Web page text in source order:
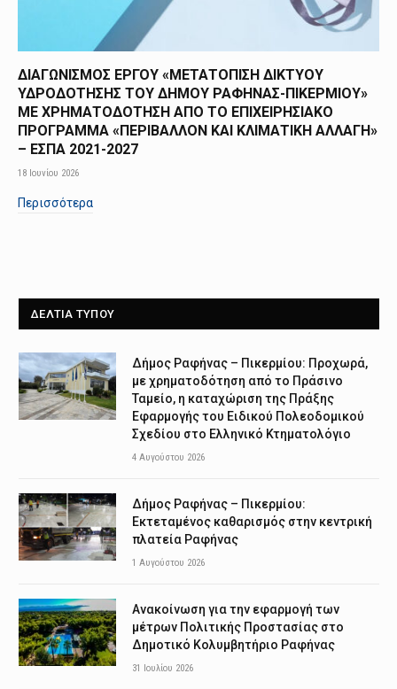
ΔΙΑΓΩΝΙΣΜΟΣ ΕΡΓΟΥ «ΜΕΤΑΤΟΠΙΣΗ ΔΙΚΤΥΟΥ
ΥΔΡΟΔΟΤΗΣΗΣ ΤΟΥ ΔΗΜΟΥ ΡΑΦΗΝΑΣ-ΠΙΚΕΡΜΙΟΥ»
ΜΕ ΧΡΗΜΑΤΟΔΟΤΗΣΗ ΑΠΟ TO ΕΠΙΧΕΙΡΗΣΙΑΚΟ
ΠΡΟΓΡΑΜΜΑ «ΠΕΡΙΒΑΛΛΟΝ ΚΑΙ ΚΛΙΜΑΤΙΚΗ ΑΛΛΑΓΗ»
– ΕΣΠΑ 2021-2027
18 Ιουνίου 2026
Περισσότερα
ΔΕΛΤΙΑ ΤΥΠΟΥ
Δήμος Ραφήνας – Πικερμίου: Προχωρά,
με χρηματοδότηση από το Πράσινο
Ταμείο, η καταχώριση της Πράξης
Εφαρμογής του Ειδικού Πολεοδομικού
Σχεδίου στο Ελληνικό Κτηματολόγιο
4 Αυγούστου 2026
Δήμος Ραφήνας – Πικερμίου:
Εκτεταμένος καθαρισμός στην κεντρική
πλατεία Ραφήνας
1 Αυγούστου 2026
Ανακοίνωση για την εφαρμογή των
μέτρων Πολιτικής Προστασίας στο
Δημοτικό Κολυμβητήριο Ραφήνας
31 Ιουλίου 2026